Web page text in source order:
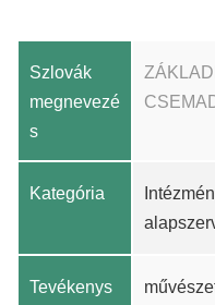
Szlovák
megnevezé
s
Kategória
Tevékenys